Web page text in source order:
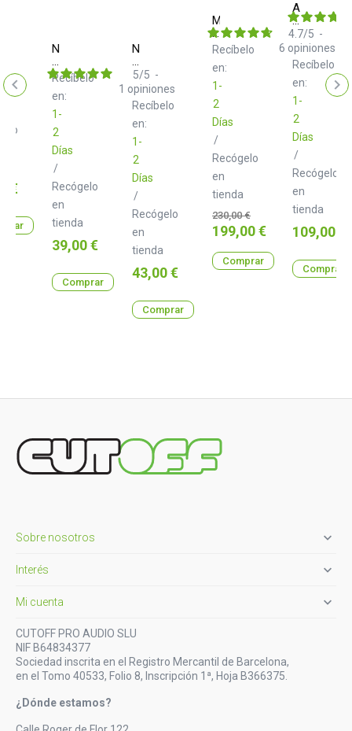
€
Neo
d+
USB
Class
B
2.0
m
Recíbelo
en:
1-
2
Días
/
Recógelo
en
tienda
Precio
39,00 €
Comprar
Neo
d+
TS
Class
B
2.0
m
Recíbelo
en:
1-
2
Días
/
Recógelo
en
tienda
5/5 -
1 opiniones
Precio
43,00 €
Comprar
Monkey
Banana
Turbo
5
Black
Recíbelo
en:
1-
2
Días
/
Recógelo
en
tienda
Precio
base
230,00 €
Precio
199,00 €
Comprar
Audio
Technica
ATH
M40x
Recíbelo
en:
1-
2
Días
/
Recógelo
en
tienda
4.7/5 -
6 opiniones
Precio
109,00 €
Comprar
Sobre nosotros 
Interés 
Mi cuenta 
CUTOFF PRO AUDIO SLU
NIF B64834377
Sociedad inscrita en el Registro Mercantil de Barcelona,
en el Tomo 40533, Folio 8, Inscripción 1ª, Hoja B366375.
¿Dónde estamos?